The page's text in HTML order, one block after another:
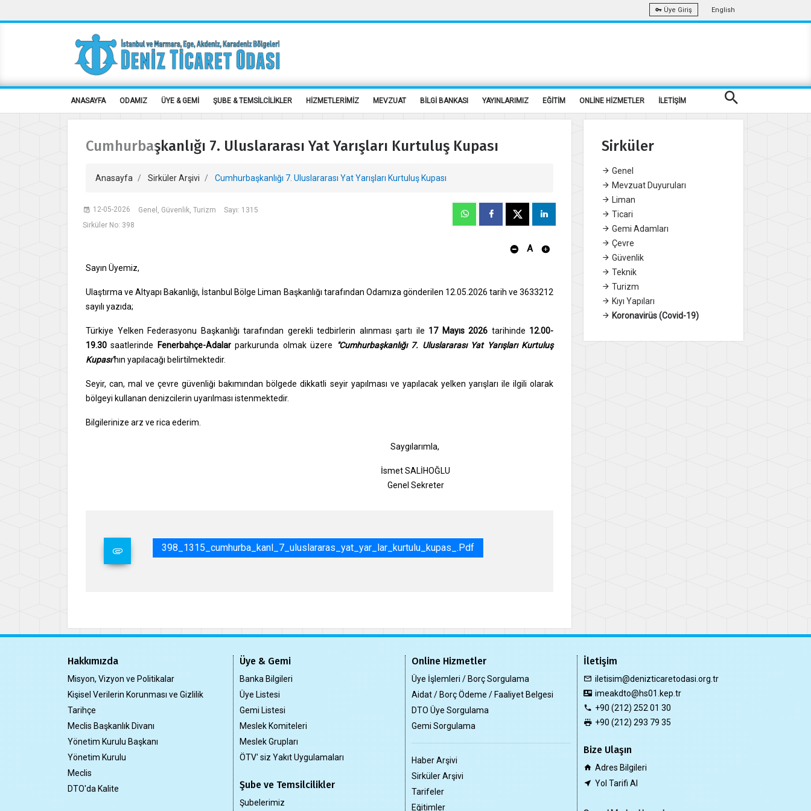
Üye Giriş English
ANASAYFA ODAMIZ ÜYE & GEMİ ŞUBE & TEMSİLCİLİKLER HİZMETLERİMİZ MEVZUAT BİLGİ BANKASI YAYINLARIMIZ EĞİTİM ONLİNE HİZMETLER İLETİŞİM
Cumhurbaşkanlığı 7. Uluslararası Yat Yarışları Kurtuluş Kupası
Anasayfa Sirküler Arşivi Cumhurbaşkanlığı 7. Uluslararası Yat Yarışları Kurtuluş Kupası
12-05-2026 Genel, Güvenlik, Turizm
Sayı: 1315
Sirküler No: 398
A
Sayın Üyemiz,
Ulaştırma ve Altyapı Bakanlığı, İstanbul Bölge Liman Başkanlığı tarafından Odamıza gönderilen 12.05.2026 tarih ve 3633212
sayılı yazıda;
Türkiye Yelken Federasyonu Başkanlığı tarafından gerekli tedbirlerin alınması şartı ile 17 Mayıs 2026 tarihinde 12.00-
19.30 saatlerinde Fenerbahçe-Adalarparkurunda olmak üzere
"Cumhurbaşkanlığı 7. Uluslararası Yat Yarışları Kurtuluş
Kupası"nın yapılacağı belirtilmektedir.
Seyir, can, mal ve çevre güvenliği bakımından bölgede dikkatli seyir yapılması ve yapılacak yelken yarışları ile ilgili olarak
bölgeyi kullanan denizcilerin uyarılması istenmektedir.
Bilgilerinize arz ve rica ederim.
Saygılarımla,
İsmet SALİHOĞLU
Genel Sekreter
398_1315_cumhurba_kanl_7_uluslararas_yat_yar_lar_kurtulu_kupas_.pdf
Sirküler
Genel
Mevzuat Duyuruları
Liman
Ticari
Gemi Adamları
Çevre
Güvenlik
Teknik
Turizm
Kıyı Yapıları
Koronavirüs (Covid-19)
Hakkımızda
Misyon, Vizyon ve Politikalar
Kişisel Verilerin Korunması ve Gizlilik
Tarihçe
Meclis Başkanlık Divanı
Yönetim Kurulu Başkanı
Yönetim Kurulu
Meclis
DTO'da Kalite
Üye & Gemi
Banka Bilgileri
Üye Listesi
Gemi Listesi
Meslek Komiteleri
Meslek Grupları
ÖTV' siz Yakıt Uygulamaları
Şube ve Temsilcilikler
Şubelerimiz
Online Hizmetler
Üye İşlemleri / Borç Sorgulama
Aidat / Borç Ödeme / Faaliyet Belgesi
DTO Üye Sorgulama
Gemi Sorgulama
Haber Arşivi
Sirküler Arşivi
Tarifeler
Eğitimler
İletişim
iletisim@denizticaretodasi.org.tr
imeakdto@hs01.kep.tr
+90 (212) 252 01 30
+90 (212) 293 79 35
Bize Ulaşın
Adres Bilgileri
Yol Tarifi Al